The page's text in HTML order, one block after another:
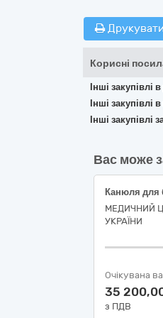
Друкувати
Корисні
Інші закупівлі
Інші
Інші
Вас може
МЕДИЧНИЙ
УКРАЇНИ
Очікувана
35
з ПДВ